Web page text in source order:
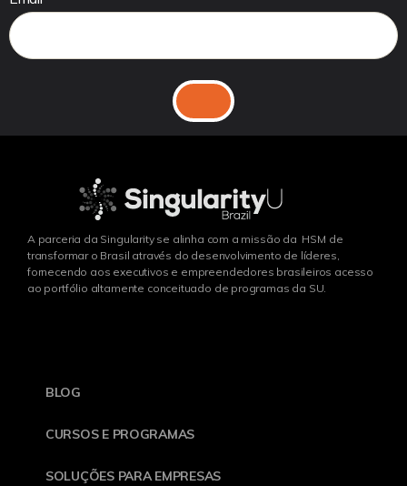
A parceria da Singularity se alinha com a missão da HSM de
transformar o Brasil através do desenvolvimento de líderes,
fornecendo aos executivos e empreendedores brasileiros acesso
ao portfólio altamente conceituado de programas da SU.
BLOG
CURSOS E PROGRAMAS
SOLUÇÕES PARA EMPRESAS